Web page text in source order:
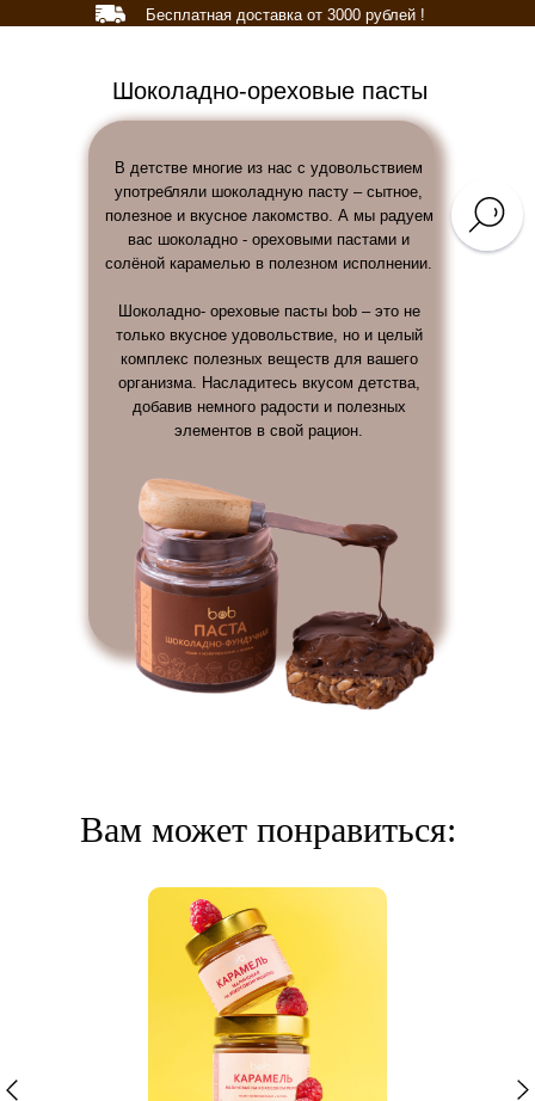
Бесплатная доставка от 3000 рублей !
Шоколадно-ореховые пасты
В детстве многие из нас с удовольствием
употребляли шоколадную пасту – сытное,
полезное и вкусное лакомство. А мы радуем
вас шоколадно - ореховыми пастами и
солёной карамелью в полезном исполнении.
Шоколадно- ореховые пасты bob – это не
только вкусное удовольствие, но и целый
комплекс полезных веществ для вашего
организма. Насладитесь вкусом детства,
добавив немного радости и полезных
элементов в свой рацион.
Вам может понравиться: